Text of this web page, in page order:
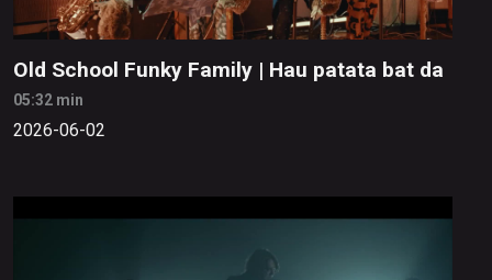
Old School Funky Family | Hau patata bat da
05:32 min
2026-06-02